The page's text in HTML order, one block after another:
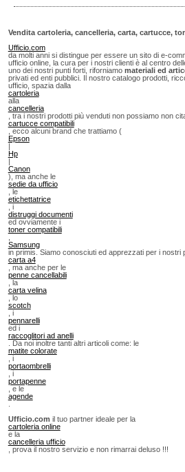
Vendita cartoleria, cancelleria, carta, cartucce,
Ufficio.com
da molti anni si distingue per essere un sito di e-
ufficio online, la cura per i nostri clienti è al centro
uno dei nostri punti forti, riforniamo materiali ed
privati ed enti pubblici. Il nostro catalogo prodotti,
ufficio, spazia dalla
cartoleria
alla
cancelleria
, tra i nostri prodotti più venduti non possiamo non
cartucce compatibili
, ecco alcuni brand che trattiamo (
Epson
|
Hp
|
Canon
), ma anche le
sedie da ufficio
, le
etichettatrice
, i
distruggi documenti
ed ovviamente i
toner compatibili
Samsung
in primis. Siamo conosciuti ed apprezzati per i nostri
carta a4
, ma anche per le
penne cancellabili
, la
carta velina
, lo
scotch
, i
pennarelli
ed i
raccoglitori ad anelli
. Da noi inoltre tanti altri articoli come: le
matite colorate
, i
portaombrelli
, i
portapenne
, e le
agende
Ufficio.com il tuo partner ideale per la
cartoleria online
e la
cancelleria ufficio
, prova il nostro servizio e non rimarrai deluso !!!